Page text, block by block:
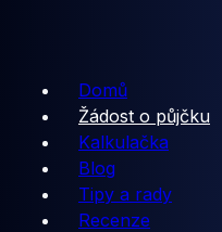
Domů
Žádost o půjčku
Kalkulačka
Blog
Tipy a rady
Recenze